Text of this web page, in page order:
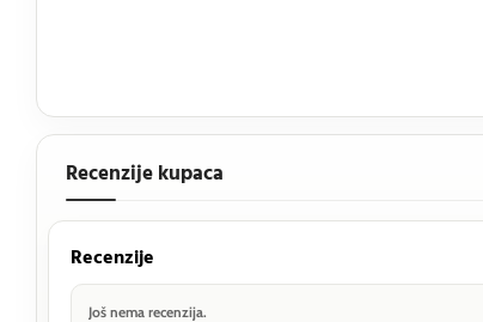
Recenzije kupaca
Recenzije
Još nema recenzija.